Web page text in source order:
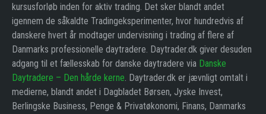
kursusforløb inden for aktiv trading. Det sker blandt andet
igennem de såkaldte Tradingeksperimenter, hvor hundredvis af
danskere hvert år modtager undervisning i trading af flere af
Danmarks professionelle daytradere. Daytrader.dk giver desuden
adgang til et fællesskab for danske daytradere via Danske
Daytradere – Den hårde kerne. Daytrader.dk er jævnligt omtalt i
medierne, blandt andet i Dagbladet Børsen, Jyske Invest,
Berlingske Business, Penge & Privatøkonomi, Finans, Danmarks